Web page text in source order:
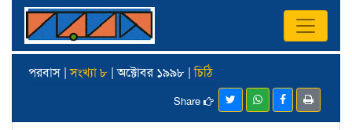
পরবাস |সংখ্যা ৮ | অক্টোবর ১৯৯৮ |চিঠি
Share